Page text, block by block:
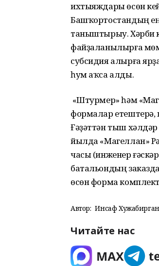
ихтыяждары өсөн
Башҡортостандың
таныштырыу. Хәрби
файҙаланылырға
субсидия алырға
һум аҡса алды.
«Штурмер» һәм
формалар
Ғәҙәттән тыш
йылда «Магеллан»
часы (инженер
батальондың
өсөн форма
Автор: Инсаф
Читайте нас